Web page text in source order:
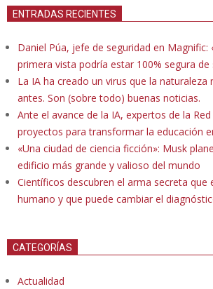
ENTRADAS RECIENTES
Daniel Púa, jefe de seguridad en Magnific:
primera vista podría estar 100% segura de
La IA ha creado un virus que la naturaleza
antes. Son (sobre todo) buenas noticias.
Ante el avance de la IA, expertos de la
proyectos para transformar la educación
«Una ciudad de ciencia ficción»: Musk
edificio más grande y valioso del mundo
Científicos descubren el arma secreta que
humano y que puede cambiar el
CATEGORÍAS
Actualidad